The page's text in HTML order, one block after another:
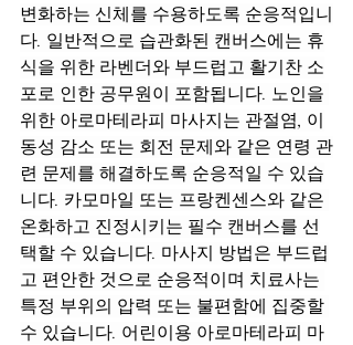
변화하는 신체를 수용하도록 순응적입니
다. 일반적으로 습관화된 캔버스에는 휴
식을 위한 라벤더와 부드럽고 활기찬 소
포로 인한 공무원이 포함됩니다. 노인을
위한 아로마테라피 마사지는 관절염, 이
동성 감소 또는 회전 문제와 같은 연령 관
련 문제를 해결하도록 순응적일 수 있습
니다. 카모마일 또는 프랑켄센스와 같은
온화하고 진정시키는 필수 캔버스를 선
택할 수 있습니다. 마사지 방법은 부드럽
고 편안한 것으로 순응적이며 치료사는
특정 부위의 압력 또는 불편함에 집중할
수 있습니다. 어린이용 아로마테라피 마